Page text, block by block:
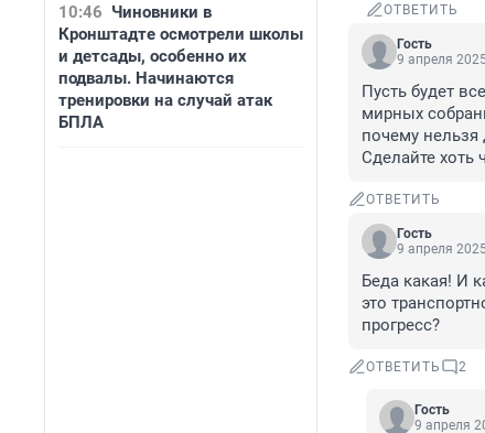
10:46 Чиновники в
Кронштадте осмотрели школы
и детсады, особенно их
подвалы. Начинаются
тренировки на случай атак
БПЛА
ОТВЕТИТЬ
Гость
9 апреля
Пусть будет
мирных
почему нельзя
Сделайте хоть
ОТВЕТИТЬ
Гость
9 апреля
Беда какая! И
это
прогресс?
ОТВЕТИТЬ 2
Гость
9 апреля